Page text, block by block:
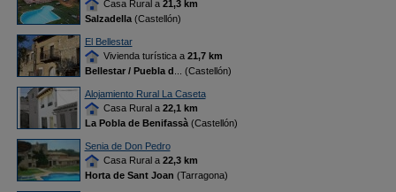
Casa Rural a 21,3 km
Salzadella(Castellón)
El Bellestar
Vivienda turística a 21,7 km
Bellestar / Puebla d ... (Castellón)
Alojamiento Rural La Caseta
Casa Rural a 22,1 km
La Pobla de Benifassà(Castellón)
Senia de Don Pedro
Casa Rural a 22,3 km
Horta de Sant Joan (Tarragona)